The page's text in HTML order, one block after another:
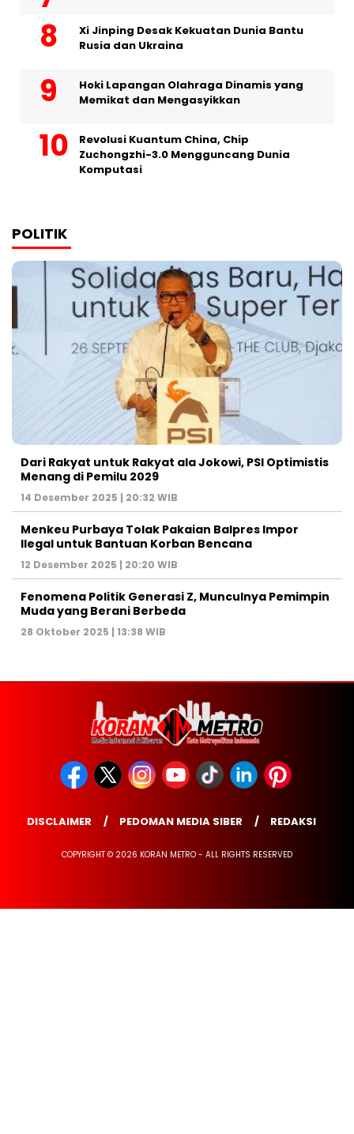
Xi Jinping Desak Kekuatan Dunia Bantu
Rusia dan Ukraina
Hoki Lapangan Olahraga Dinamis yang
Memikat dan Mengasyikkan
Revolusi Kuantum China, Chip
Zuchongzhi-3.0 Mengguncang Dunia
Komputasi
POLITIK
Dari Rakyat untuk Rakyat ala Jokowi, PSI Optimistis
Menang di Pemilu 2029
14 Desember 2025 | 20:32 WIB
Menkeu Purbaya Tolak Pakaian Balpres Impor
Ilegal untuk Bantuan Korban Bencana
12 Desember 2025 | 20:20 WIB
Fenomena Politik Generasi Z, Munculnya Pemimpin
Muda yang Berani Berbeda
28 Oktober 2025 | 13:38 WIB
DISCLAIMER PEDOMAN MEDIA SIBER REDAKSI
COPYRIGHT © 2026 KORAN METRO - ALL RIGHTS RESERVED